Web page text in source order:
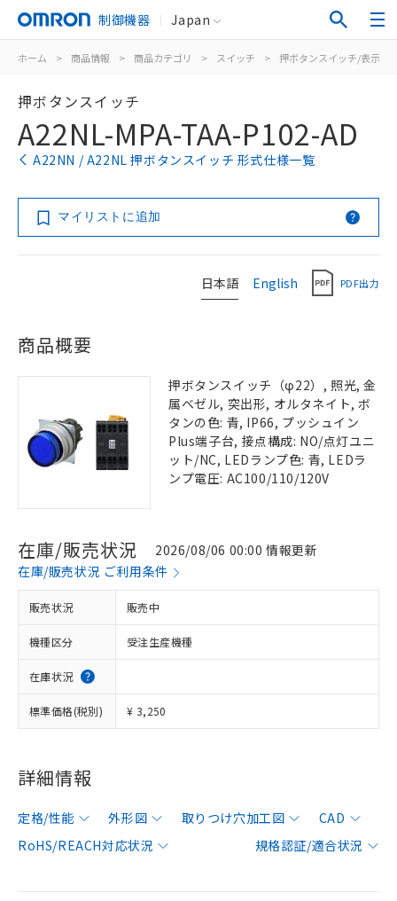
制御機器 Japan
ホーム > 商品情報 > 商品カテゴリ > スイッチ > 押ボタンスイッチ/表示灯
押ボタンスイッチ
A22NL-MPA-TAA-P102-AD
A22NN / A22NL 押ボタンスイッチ 形式仕様一覧
マイリストに追加
日本語 English PDF出力
商品概要
押ボタンスイッチ（φ22）, 照光, 金
属ベゼル, 突出形, オルタネイト, ボ
タンの色: 青, IP66, プッシュイン
Plus端子台, 接点構成: NO/点灯ユニ
ット/NC, LEDランプ色: 青, LEDラ
ンプ電圧: AC100/110/120V
在庫/販売状況
2026/08/06 00:00 情報更新
在庫/販売状況 ご利用条件
販売状況 販売中
機種区分 受注生産機種
在庫状況
標準価格(税別) ¥ 3,250
詳細情報
定格/性能 外形図 取りつけ穴加工図
CAD
RoHS/REACH対応状況
規格認証/適合状況